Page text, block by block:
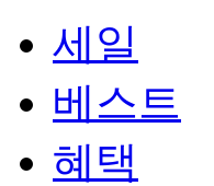
세일
베스트
혜택